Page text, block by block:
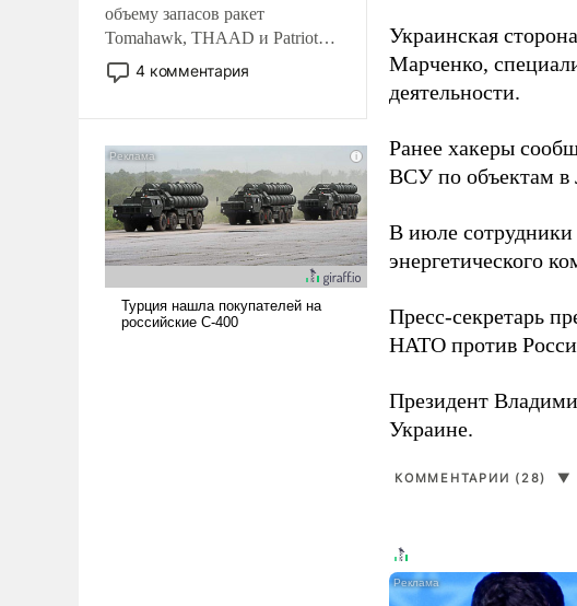
объему запасов ракет
Tomahawk, THAAD и Patriot
США потребуется более трех
лет. Даже небольшая война с
Сложившаяся ситуация
означает многолетний период
уязвимости США, например,
перед Китаем.
4 комментария
Украинская
Марченко,
деятельности.
Ранее хакеры
ВСУ по объектам в
В июле
энергетического
Пресс-секретарь
НАТО против
Президент
Украине.
КОММЕНТАРИИ (28) ▼